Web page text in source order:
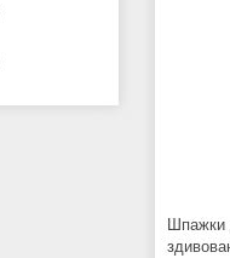
Шпажки